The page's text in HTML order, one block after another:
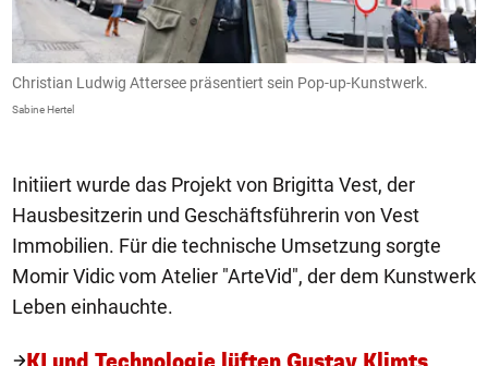
Christian Ludwig Attersee präsentiert sein Pop-up-Kunstwerk.
Sabine Hertel
Initiiert wurde das Projekt von Brigitta Vest, der
Hausbesitzerin und Geschäftsführerin von Vest
Immobilien. Für die technische Umsetzung sorgte
Momir Vidic vom Atelier "ArteVid", der dem Kunstwerk
Leben einhauchte.